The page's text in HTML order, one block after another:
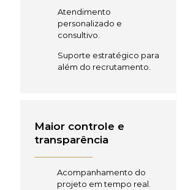
Atendimento
personalizado e
consultivo.
Suporte estratégico para
além do recrutamento.
Maior controle e
transparência
Acompanhamento do
projeto em tempo real.